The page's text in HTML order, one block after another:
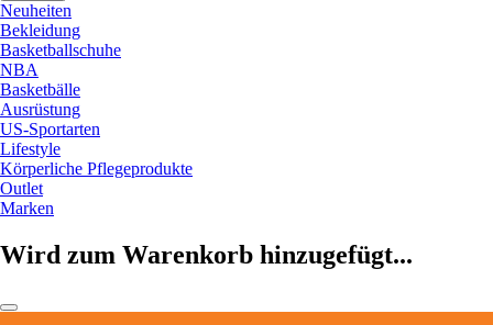
Neuheiten
Bekleidung
Basketballschuhe
NBA
Basketbälle
Ausrüstung
US-Sportarten
Lifestyle
Körperliche Pflegeprodukte
Outlet
Marken
Wird zum Warenkorb hinzugefügt...